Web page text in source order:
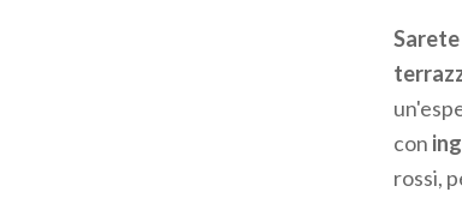
con
rossi,